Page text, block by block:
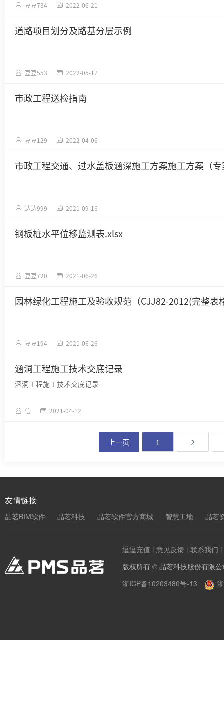
豆豆734 2022-06-21
道路项目划分及路基分层示例
豆豆553 2022-05-17
市政工程送检指南
豆豆129 2022-04-06
市政工程交通、过水盖板涵深施工方案施工方案（
达达999 2021-09-16
钢板桩水平位移监测表.xlsx
豆豆720 2021-06-26
园林绿化工程施工及验收规范（CJJ82-2012(完整表
豆豆194 2021-06-26
涵洞工程施工技术交底记录
涵洞工程施工技术交底记录
信 2021-04-12
上一页 1 2
友情链接
品茗BIM软件 品茗科技 品茗软件官方商城 智慧工地 品茗
逗逗充值 | 意见反馈 | 联系我们 |
版权所有 © 品茗科技股份有限
浙ICP备10203480号-13